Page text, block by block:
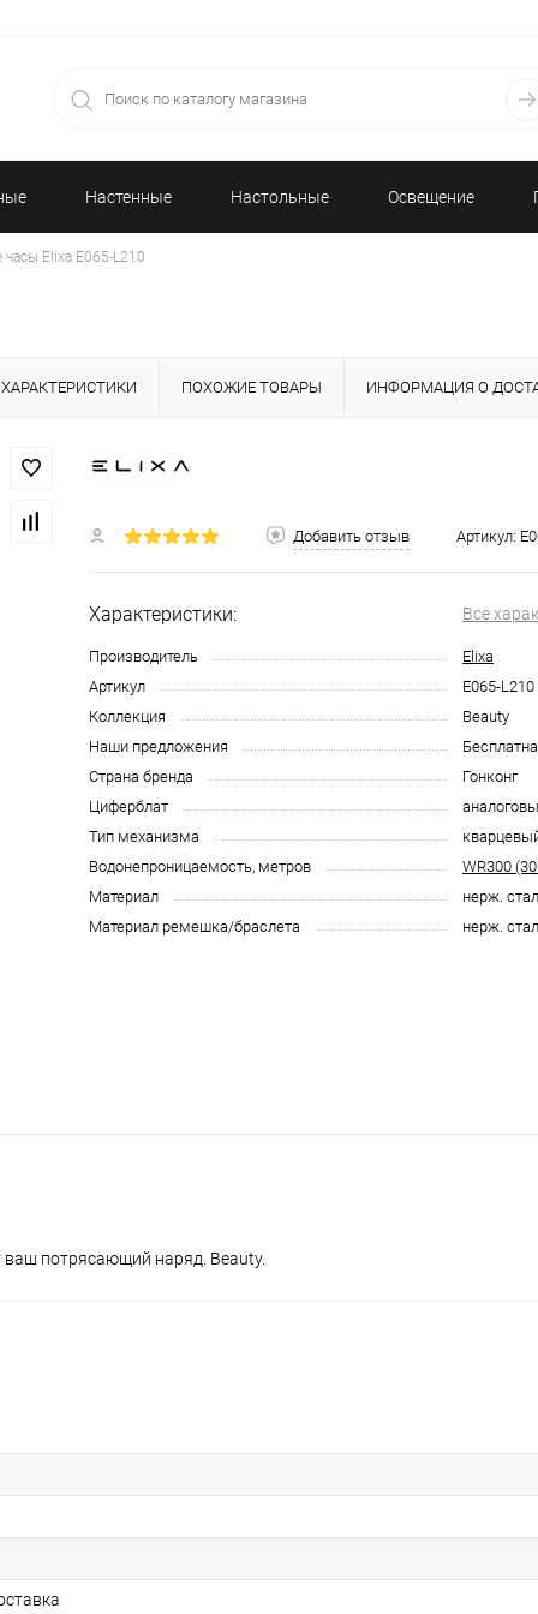
Настенные Настольные Освещение
часы Elixa E065-L210
ХАРАКТЕРИСТИКИ ПОХОЖИЕ ТОВАРЫ ИНФОРМАЦИЯ О
Добавить отзыв Артикул:
Характеристики: Все
Производитель
Elixa
Артикул
E065-L210
Коллекция
Beauty
Наши предложения
Страна бренда
Гонконг
Циферблат
Тип механизма
Водонепроницаемость, метров
WR300
Материал
нерж.
Материал ремешка/браслета
нерж.
ваш потрясающий наряд. Beauty.